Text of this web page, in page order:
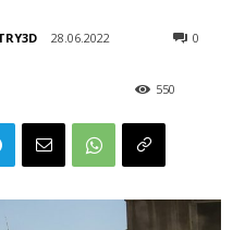
28.06.2022 0
550